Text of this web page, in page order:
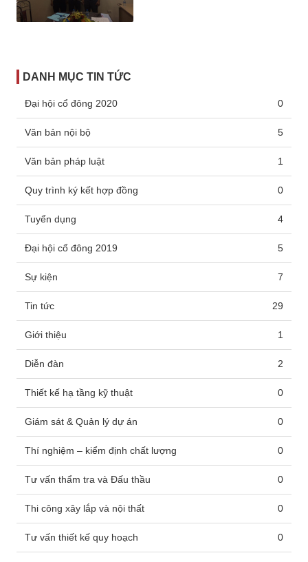
DANH MỤC TIN TỨC
Đại hội cổ đông 2020 0
Văn bản nội bộ 5
Văn bản pháp luật 1
Quy trình ký kết hợp đồng 0
Tuyển dụng 4
Đại hội cổ đông 2019 5
Sự kiện 7
Tin tức 29
Giới thiệu 1
Diễn đàn 2
Thiết kế hạ tầng kỹ thuật 0
Giám sát & Quản lý dự án 0
Thí nghiệm – kiểm định chất lượng 0
Tư vấn thẩm tra và Đấu thầu 0
Thi công xây lắp và nội thất 0
Tư vấn thiết kế quy hoạch 0